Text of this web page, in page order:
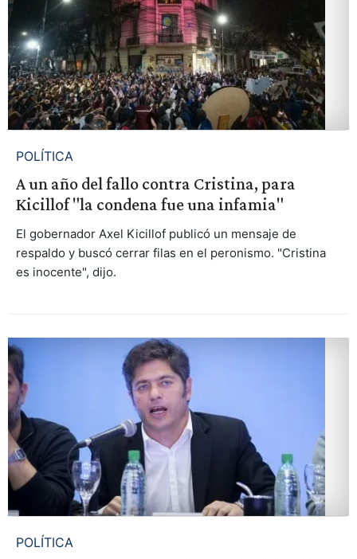
POLÍTICA
A un año del fallo contra Cristina, para
Kicillof "la condena fue una infamia"
El gobernador Axel Kicillof publicó un mensaje de
respaldo y buscó cerrar filas en el peronismo. "Cristina
es inocente", dijo.
POLÍTICA